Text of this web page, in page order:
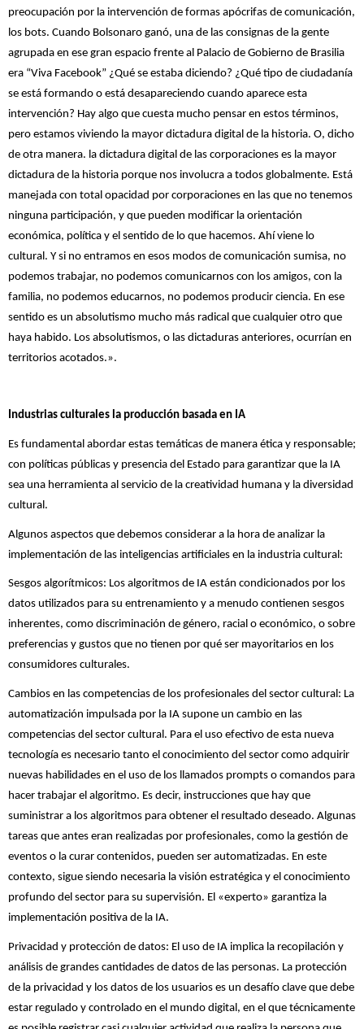
preocupación por la intervención de formas apócrifas de comunicación,
los bots. Cuando Bolsonaro ganó, una de las consignas de la gente
agrupada en ese gran espacio frente al Palacio de Gobierno de Brasilia
era “Viva Facebook” ¿Qué se estaba diciendo? ¿Qué tipo de ciudadanía
se está formando o está desapareciendo cuando aparece esta
intervención? Hay algo que cuesta mucho pensar en estos términos,
pero estamos viviendo la mayor dictadura digital de la historia. O, dicho
de otra manera. la dictadura digital de las corporaciones es la mayor
dictadura de la historia porque nos involucra a todos globalmente. Está
manejada con total opacidad por corporaciones en las que no tenemos
ninguna participación, y que pueden modificar la orientación
económica, política y el sentido de lo que hacemos. Ahí viene lo
cultural. Y si no entramos en esos modos de comunicación sumisa, no
podemos trabajar, no podemos comunicarnos con los amigos, con la
familia, no podemos educarnos, no podemos producir ciencia. En ese
sentido es un absolutismo mucho más radical que cualquier otro que
haya habido. Los absolutismos, o las dictaduras anteriores, ocurrían en
territorios acotados.».
Industrias culturales la producción basada en IA
Es fundamental abordar estas temáticas de manera ética y responsable;
con políticas públicas y presencia del Estado para garantizar que la IA
sea una herramienta al servicio de la creatividad humana y la diversidad
cultural.
Algunos aspectos que debemos considerar a la hora de analizar la
implementación de las inteligencias artificiales en la industria cultural:
Sesgos algorítmicos: Los algoritmos de IA están condicionados por los
datos utilizados para su entrenamiento y a menudo contienen sesgos
inherentes, como discriminación de género, racial o económico, o sobre
preferencias y gustos que no tienen por qué ser mayoritarios en los
consumidores culturales.
Cambios en las competencias de los profesionales del sector cultural: La
automatización impulsada por la IA supone un cambio en las
competencias del sector cultural. Para el uso efectivo de esta nueva
tecnología es necesario tanto el conocimiento del sector como adquirir
nuevas habilidades en el uso de los llamados prompts o comandos para
hacer trabajar el algoritmo. Es decir, instrucciones que hay que
suministrar a los algoritmos para obtener el resultado deseado. Algunas
tareas que antes eran realizadas por profesionales, como la gestión de
eventos o la curar contenidos, pueden ser automatizadas. En este
contexto, sigue siendo necesaria la visión estratégica y el conocimiento
profundo del sector para su supervisión. El «experto» garantiza la
implementación positiva de la IA.
Privacidad y protección de datos: El uso de IA implica la recopilación y
análisis de grandes cantidades de datos de las personas. La protección
de la privacidad y los datos de los usuarios es un desafío clave que debe
estar regulado y controlado en el mundo digital, en el que técnicamente